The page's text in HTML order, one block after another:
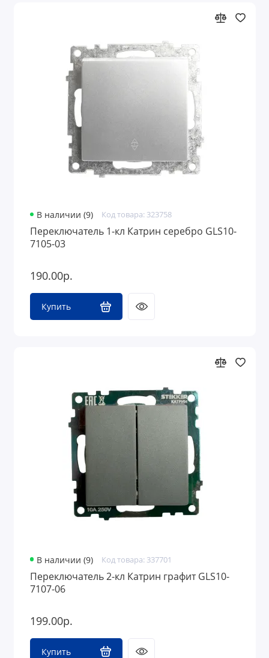
В наличии (9) Код товара: 323758
Переключатель 1-кл Катрин серебро GLS10-
7105-03
190.00р.
Купить
В наличии (9) Код товара: 337701
Переключатель 2-кл Катрин графит GLS10-
7107-06
199.00р.
Купить